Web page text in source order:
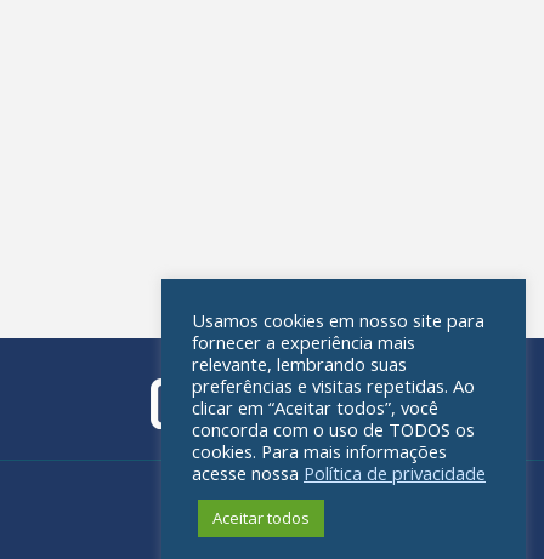
Política de privacidade
Usamos cookies em nosso site para
fornecer a experiência mais
relevante, lembrando suas
preferências e visitas repetidas. Ao
clicar em “Aceitar todos”, você
concorda com o uso de TODOS os
cookies. Para mais informações
acesse nossa Política de privacidade
Aceitar todos